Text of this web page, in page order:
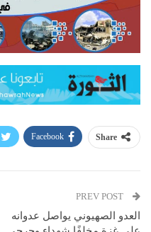
Share
Facebook
العدو الصهيوني يواصل عدوانه